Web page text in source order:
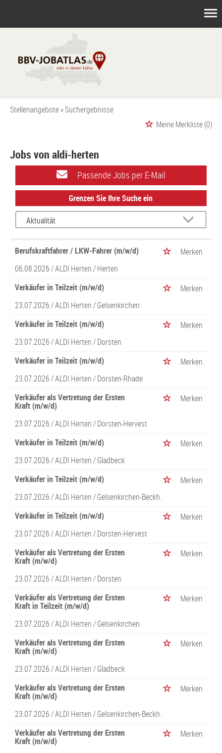
Stellenangebote Suchergebnisse
Meine Merkliste(0)
Jobs von aldi-herten
Passende Jobs per E-Mail
Grenzen Sie Ihre Suche ein
Berufskraftfahrer / LKW-Fahrer (m/w/d)
Merken
06.08.2026 /ALDI Herten/ Herten
Verkäufer in Teilzeit (m/w/d)
Merken
23.07.2026 /ALDI Herten/ Gelsenkirchen
Verkäufer in Teilzeit (m/w/d)
Merken
23.07.2026 /ALDI Herten/ Dorsten
Verkäufer in Teilzeit (m/w/d)
Merken
23.07.2026 /ALDI Herten/ Dorsten-Rhade
Verkäufer als Vertretung der Ersten
Kraft (m/w/d)
Merken
23.07.2026 /ALDI Herten/ Dorsten-Hervest
Verkäufer in Teilzeit (m/w/d)
Merken
23.07.2026 /ALDI Herten/ Gladbeck
Verkäufer in Teilzeit (m/w/d)
Merken
23.07.2026 /ALDI Herten/ Gelsenkirchen-Beckh.
Verkäufer in Teilzeit (m/w/d)
Merken
23.07.2026 /ALDI Herten/ Dorsten-Hervest
Verkäufer als Vertretung der Ersten
Kraft (m/w/d)
Merken
23.07.2026 /ALDI Herten/ Dorsten
Verkäufer als Vertretung der Ersten
Kraft in Teilzeit (m/w/d)
Merken
23.07.2026 /ALDI Herten/ Gelsenkirchen
Verkäufer als Vertretung der Ersten
Kraft (m/w/d)
Merken
23.07.2026 /ALDI Herten/ Gladbeck
Verkäufer als Vertretung der Ersten
Kraft (m/w/d)
Merken
23.07.2026 /ALDI Herten/ Gelsenkirchen-Beckh.
Verkäufer als Vertretung der Ersten
Kraft (m/w/d)
Merken